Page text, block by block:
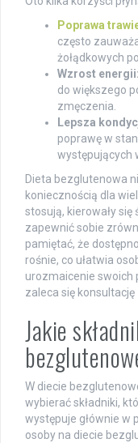
Poprawa
często
żołądkowych
Wzrost energii:
do większego
zmęczenia.
Lepsza
poprawę w
występujących
Dieta bezglutenowa
koniecznością dla
stosują, kierowały
zapewnić sobie
pamiętać, że
rośnie, co ułatwia
urozmaicenie swoich
zaleca się konsultację
Jakie
W diecie
wybierać składniki,
występuje głównie w
osoby na diecie